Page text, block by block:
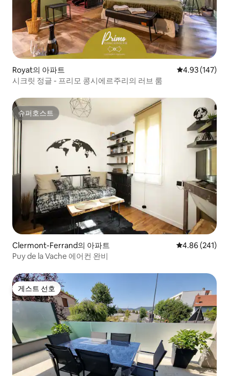
Royat의 아파트 평점 4.93점(5
4.93 (147)
시크릿 정글 - 프리모 콩시에르주리의 러브 룸
슈퍼호스트
슈퍼호스트
Clermont-Ferrand의 아파트 평점 4.86점(5
4.86 (241)
Puy de la Vache 에어컨 완비
게스트 선호
게스트 선호